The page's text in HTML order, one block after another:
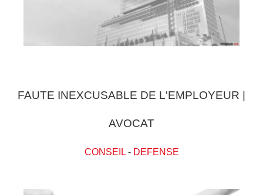
FAUTE INEXCUSABLE DE L'EMPLOYEUR |
AVOCAT
CONSEIL- DEFENSE